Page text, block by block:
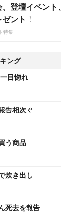
、登壇イベント
ント！
特集
ング
目惚れ
告相次ぐ
う商品
炊き出し
死去を報告